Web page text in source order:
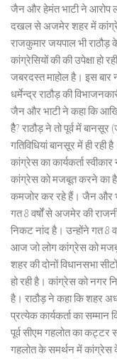
जैन और हेमंत भाटी ने आरोप
दखल से अजमेर शहर में कांग्रेस
राजकुमार जयपाल भी
कांग्रेसियों की की उपेक्षा
जबरदस्त माहोल है। इस
धर्मेन्द्र राठौड़ की
जैन और भाटी ने कहा कि
हैै? राठौड़ ने तो पूर्व में
गतिविधियां बानसूर में ही
कांग्रेस का कार्यकर्ता
कांग्रेस को मजबूत करने का
कमजोर कर रहे हैं। जैन और
गत 8 वर्षों से अजमेर की
निकट नांद है। उन्होंने गत 8
आज जो लोग कांग्रेस को
शहर की दोनों विधानसभा
हो रही है। कांग्रेस को नगर
है। राठौड़ ने कहा कि शहर
प्रत्येक कार्यकर्ता का सम्मान
पूर्व सीएम गहलोत का कट्टर
गहलोत के समर्थन में कांग्रेस